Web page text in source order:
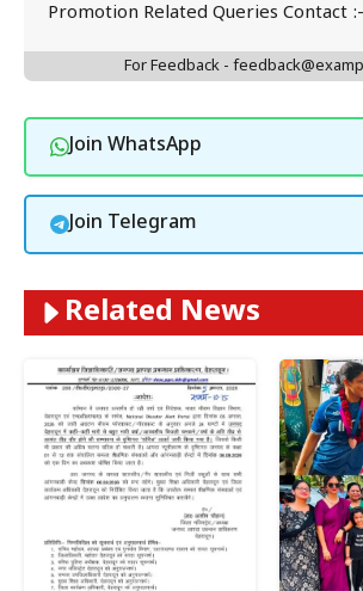
Promotion Related Queries Contact :-
For Feedback -
Join WhatsApp
Join Telegram
Related News